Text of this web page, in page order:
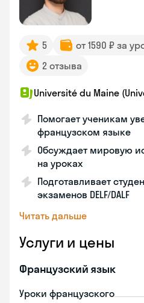
5 от 1590 ₽ за
2 отзыва
Université du Maine
Помогает ученикам
французском языке
Обсуждает мировую
на уроках
Подготавливает
экзаменов DELF/DALF
Читать дальше
Услуги и цены
Французский язык
Уроки французского